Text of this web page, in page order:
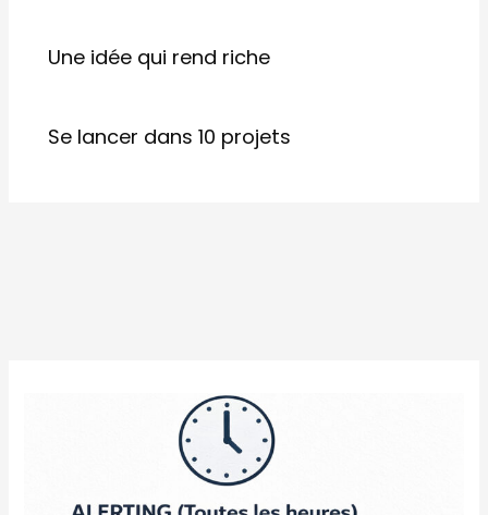
Une idée qui rend riche
Se lancer dans 10 projets